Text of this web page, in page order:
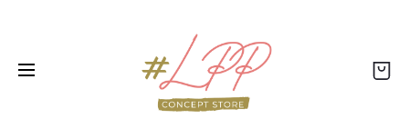
& collect gratuit